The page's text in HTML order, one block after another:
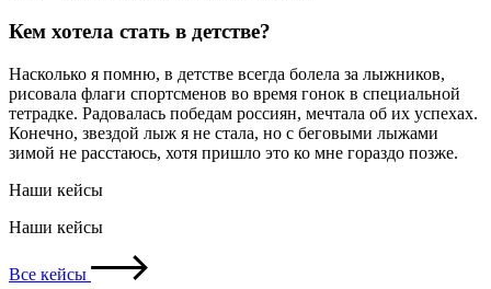
Кем хотела стать в детстве?
Насколько я помню, в детстве всегда болела за лыжников,
рисовала флаги спортсменов во время гонок в специальной
тетрадке. Радовалась победам россиян, мечтала об их успехах.
Конечно, звездой лыж я не стала, но с беговыми лыжами
зимой не расстаюсь, хотя пришло это ко мне гораздо позже.
Наши кейсы
Наши кейсы
Все кейсы